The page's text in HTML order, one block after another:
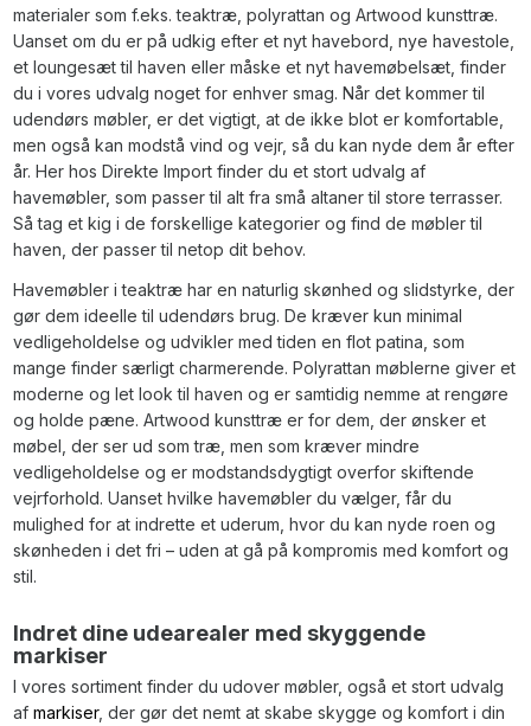
materialer som f.eks. teaktræ, polyrattan og Artwood kunsttræ.
Uanset om du er på udkig efter et nyt havebord, nye havestole,
et loungesæt til haven eller måske et nyt havemøbelsæt, finder
du i vores udvalg noget for enhver smag. Når det kommer til
udendørs møbler, er det vigtigt, at de ikke blot er komfortable,
men også kan modstå vind og vejr, så du kan nyde dem år efter
år. Her hos Direkte Import finder du et stort udvalg af
havemøbler, som passer til alt fra små altaner til store terrasser.
Så tag et kig i de forskellige kategorier og find de møbler til
haven, der passer til netop dit behov.
Havemøbler i teaktræ har en naturlig skønhed og slidstyrke, der
gør dem ideelle til udendørs brug. De kræver kun minimal
vedligeholdelse og udvikler med tiden en flot patina, som
mange finder særligt charmerende. Polyrattan møblerne giver et
moderne og let look til haven og er samtidig nemme at rengøre
og holde pæne. Artwood kunsttræ er for dem, der ønsker et
møbel, der ser ud som træ, men som kræver mindre
vedligeholdelse og er modstandsdygtigt overfor skiftende
vejrforhold. Uanset hvilke havemøbler du vælger, får du
mulighed for at indrette et uderum, hvor du kan nyde roen og
skønheden i det fri – uden at gå på kompromis med komfort og
stil.
Indret dine udearealer med skyggende
markiser
I vores sortiment finder du udover møbler, også et stort udvalg
afmarkiser, der gør det nemt at skabe skygge og komfort i din